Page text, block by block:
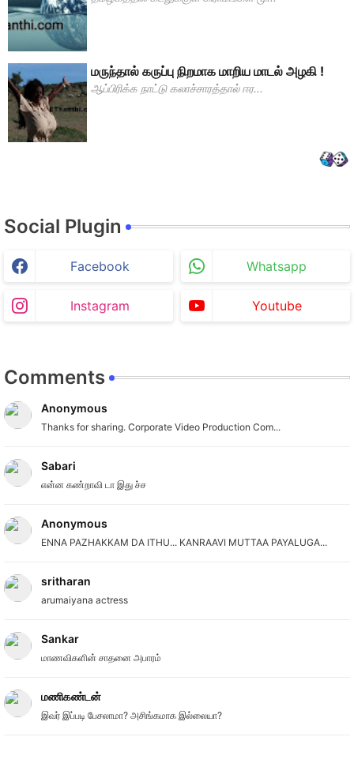
மருந்தால் கருப்பு நிறமாக மாறிய மாடல் அழகி !
ஆப்பிரிக்க நாட்டு கலாச்சாரத்தால் ஈர...
Social Plugin
Facebook Whatsapp
Instagram Youtube
Comments
Anonymous
Thanks for sharing. Corporate Video Production Com...
Sabari
என்ன கண்றாவி டா இது ச்ச
Anonymous
ENNA PAZHAKKAM DA ITHU... KANRAAVI MUTTAA PAYALUGA...
sritharan
arumaiyana actress
Sankar
மாணவிகளின் சாதனை அபாரம்
மணிகண்டன்
இவர் இப்படி பேசலாமா? அசிங்கமாக இல்லையா?